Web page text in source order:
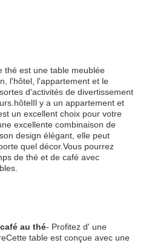
thé est une table meublée
l'hôtel, l'appartement et le
d'activités de divertissement
y a un appartement et
un excellent choix pour votre
excellente combinaison de
design élégant, elle peut
quel décor.Vous pourrez
de thé et de café avec
au thé- Profitez d' une
Cette table est conçue avec une